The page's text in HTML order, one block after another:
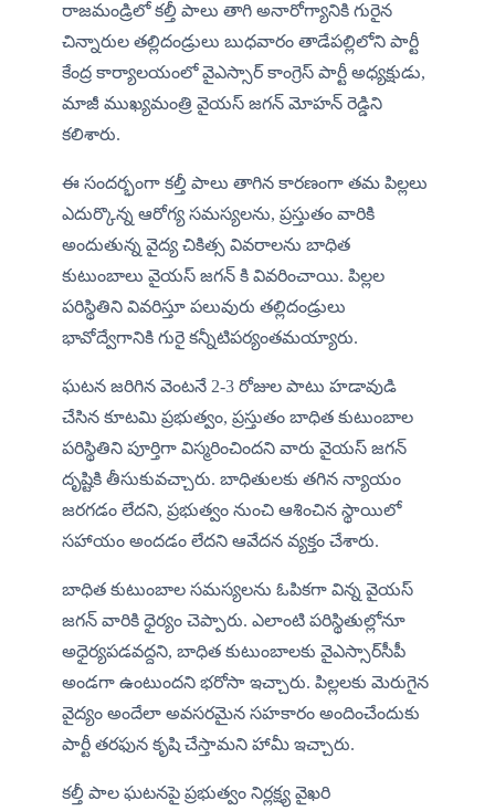
రాజమండ్రిలో కల్తీ పాలు తాగి అనారోగ్యానికి గురైన
చిన్నారుల తల్లిదండ్రులు బుధవారం తాడేపల్లిలోని పార్టీ
కేంద్ర కార్యాలయంలో వైఎస్సార్ కాంగ్రెస్ పార్టీ అధ్యక్షుడు,
మాజీ ముఖ్యమంత్రి వైయస్ జగన్ మోహన్ రెడ్డిని
కలిశారు.
ఈ సందర్భంగా కల్తీ పాలు తాగిన కారణంగా తమ పిల్లలు
ఎదుర్కొన్న ఆరోగ్య సమస్యలను, ప్రస్తుతం వారికి
అందుతున్న వైద్య చికిత్స వివరాలను బాధిత
కుటుంబాలు వైయస్ జగన్ కి వివరించాయి. పిల్లల
పరిస్థితిని వివరిస్తూ పలువురు తల్లిదండ్రులు
భావోద్వేగానికి గురై కన్నీటిపర్యంతమయ్యారు.
ఘటన జరిగిన వెంటనే 2-3 రోజుల పాటు హడావుడి
చేసిన కూటమి ప్రభుత్వం, ప్రస్తుతం బాధిత కుటుంబాల
పరిస్థితిని పూర్తిగా విస్మరించిందని వారు వైయస్ జగన్
దృష్టికి తీసుకువచ్చారు. బాధితులకు తగిన న్యాయం
జరగడం లేదని, ప్రభుత్వం నుంచి ఆశించిన స్థాయిలో
సహాయం అందడం లేదని ఆవేదన వ్యక్తం చేశారు.
బాధిత కుటుంబాల సమస్యలను ఓపికగా విన్న వైయస్
జగన్ వారికి ధైర్యం చెప్పారు. ఎలాంటి పరిస్థితుల్లోనూ
అధైర్యపడవద్దని, బాధిత కుటుంబాలకు వైఎస్సార్‌సీపీ
అండగా ఉంటుందని భరోసా ఇచ్చారు. పిల్లలకు మెరుగైన
వైద్యం అందేలా అవసరమైన సహకారం అందించేందుకు
పార్టీ తరఫున కృషి చేస్తామని హామీ ఇచ్చారు.
కల్తీ పాల ఘటనపై ప్రభుత్వం నిర్లక్ష్య వైఖరి